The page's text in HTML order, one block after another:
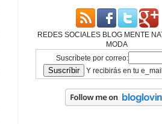
REDES SOCIALES BLOG MENTE
MODA
Suscríbete por correo:
Y recibirás en tu